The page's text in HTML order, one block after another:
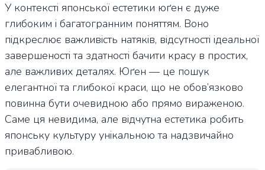
У контексті японської естетики юґен є дуже
глибоким і багатогранним поняттям. Воно
підкреслює важливість натяків, відсутності ідеальної
завершеності та здатності бачити красу в простих,
але важливих деталях. Юґен — це пошук
елегантної та глибокої краси, що не обов’язково
повинна бути очевидною або прямо вираженою.
Саме ця невидима, але відчутна естетика робить
японську культуру унікальною та надзвичайно
привабливою.